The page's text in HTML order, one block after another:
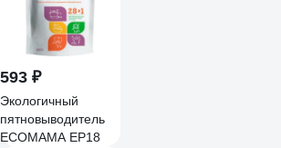
593 ₽
Экологичный
пятновыводитель
ECOMAMA EP18